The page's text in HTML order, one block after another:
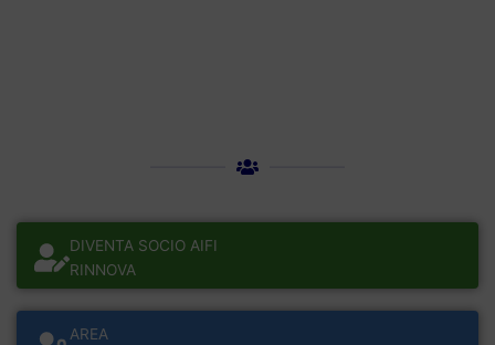
DIVENTA SOCIO AIFI
RINNOVA
AREA